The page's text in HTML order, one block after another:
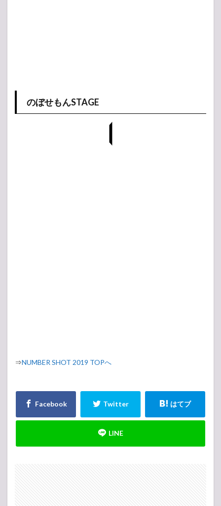
のぼせもんSTAGE
⇒NUMBER SHOT 2019 TOPへ